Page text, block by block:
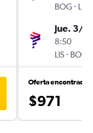
BOG- LIS
jue. 3/
8:50
LIS- BOG
Oferta encontrada
$971